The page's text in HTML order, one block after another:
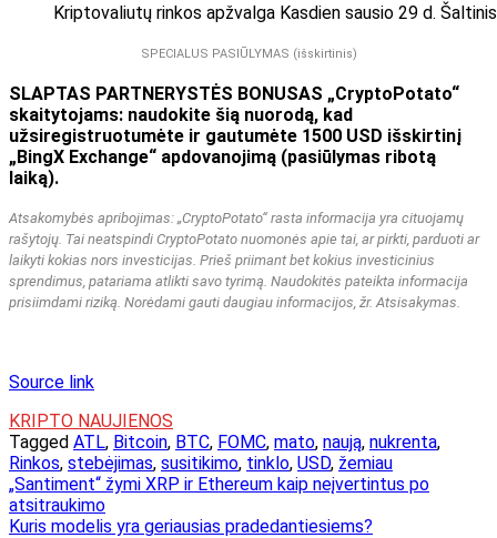
Kriptovaliutų rinkos apžvalga Kasdien sausio 29 d.
SPECIALUS PASIŪLYMAS (išskirtinis)
SLAPTAS PARTNERYSTĖS BONUSAS „CryptoPotato“
skaitytojams: naudokite šią nuorodą, kad
užsiregistruotumėte ir gautumėte 1500 USD išskirtinį
„BingX Exchange“ apdovanojimą (pasiūlymas ribotą
laiką).
Atsakomybės apribojimas: „CryptoPotato“ rasta informacija yra cituojamų
rašytojų. Tai neatspindi CryptoPotato nuomonės apie tai, ar pirkti, parduoti ar
laikyti kokias nors investicijas. Prieš priimant bet kokius investicinius
sprendimus, patariama atlikti savo tyrimą. Naudokitės pateikta informacija
prisiimdami riziką. Norėdami gauti daugiau informacijos, žr. Atsisakymas.
Source link
KRIPTO NAUJIENOS
Tagged ATL, Bitcoin, BTC, FOMC, mato, naują, nukrenta,
Rinkos, stebėjimas, susitikimo, tinklo, USD, žemiau
Navigacija
tarp
„Santiment“ žymi XRP ir Ethereum kaip neįvertintus po
atsitraukimo
Kuris modelis yra geriausias pradedantiesiems?